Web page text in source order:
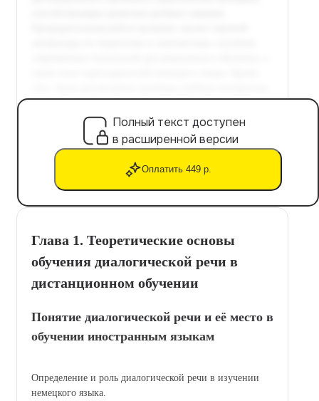
Полный текст доступен
в расширенной версии
Оплатить 449 р.
Глава 1. Теоретические основы
обучения диалогической речи в
дистанционном обучении
Понятие диалогической речи и её место в
обучении иностранным языкам
Определение и роль диалогической речи в изучении
немецкого языка.